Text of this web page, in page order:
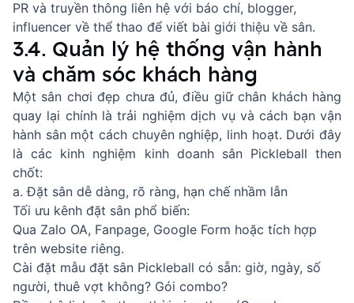
PR và truyền thông liên hệ với báo chí, blogger,
influencer về thể thao để viết bài giới thiệu về sân.
3.4. Quản lý hệ thống vận hành
và chăm sóc khách hàng
Một sân chơi đẹp chưa đủ, điều giữ chân khách hàng
quay lại chính là trải nghiệm dịch vụ và cách bạn vận
hành sân một cách chuyên nghiệp, linh hoạt. Dưới đây
là các kinh nghiệm kinh doanh sân Pickleball then
chốt:
a. Đặt sân dễ dàng, rõ ràng, hạn chế nhầm lẫn
Tối ưu kênh đặt sân phổ biến:
Qua Zalo OA, Fanpage, Google Form hoặc tích hợp
trên website riêng.
Cài đặt mẫu đặt sân Pickleball có sẵn: giờ, ngày, số
người, thuê vợt không? Gói combo?